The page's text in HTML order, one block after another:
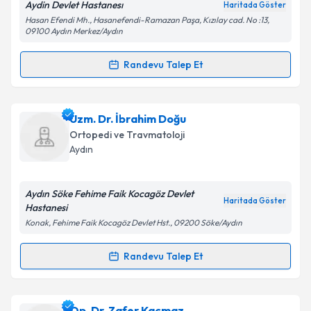
Kişisel verilerimin işlenmesine ilişkinAydınlatma
'ni okudum ve kişisel verilerimin belirtilen
kapsamda işlenmesini kabul ediyorum.
Takvim Talebini Gönder
Aydin Devlet Hastanesı Haritada Göster
Hasan Efendi Mh., Hasanefendi-Ramazan Paşa, Kızılay cad. No :13,
09100 Aydın Merkez/Aydın
Randevu Talep Et
Randevu Takvimi Talebi
Uzm. Dr. Hakkı Başarık için randevu takvimi talebi
oluşturun. Size bu uzmandan randevu almanız için bir
takvim hazırlandığında e-posta ile bilgilendireceğiz.
Kişisel verilerimin işlenmesine ilişkinAydınlatma
'ni okudum ve kişisel verilerimin belirtilen
kapsamda işlenmesini kabul ediyorum.
Uzm. Dr. İbrahim Doğu
Ortopedi ve Travmatoloji
Aydın
Aydın Söke Fehime Faik Kocagöz Devlet
Hastanesi
Haritada Göster
Konak, Fehime Faik Kocagöz Devlet Hst., 09200 Söke/Aydın
Randevu Talep Et
Randevu Takvimi Talebi